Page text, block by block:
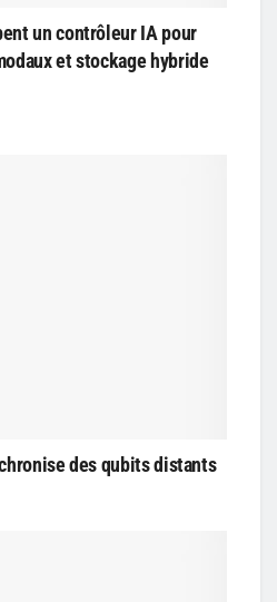
un contrôleur IA pour
et stockage hybride
des qubits distants